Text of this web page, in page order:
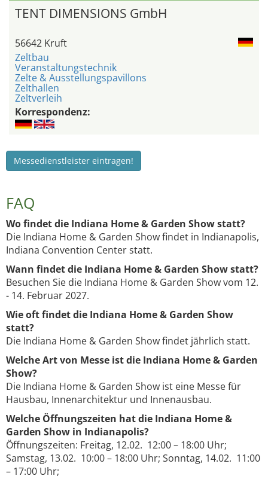
TENT DIMENSIONS GmbH
56642 Kruft
Zeltbau
Veranstaltungstechnik
Zelte & Ausstellungspavillons
Zelthallen
Zeltverleih
Korrespondenz:
Messedienstleister eintragen!
FAQ
Wo findet die Indiana Home & Garden Show statt?
Die Indiana Home & Garden Show findet in Indianapolis,
Indiana Convention Center statt.
Wann findet die Indiana Home & Garden Show statt?
Besuchen Sie die Indiana Home & Garden Show vom 12.
- 14. Februar 2027.
Wie oft findet die Indiana Home & Garden Show
statt?
Die Indiana Home & Garden Show findet jährlich statt.
Welche Art von Messe ist die Indiana Home & Garden
Show?
Die Indiana Home & Garden Show ist eine Messe für
Hausbau, Innenarchitektur und Innenausbau.
Welche Öffnungszeiten hat die Indiana Home &
Garden Show in Indianapolis?
Öffnungszeiten: Freitag, 12.02. 12:00 – 18:00 Uhr;
Samstag, 13.02. 10:00 – 18:00 Uhr; Sonntag, 14.02. 11:00
– 17:00 Uhr;